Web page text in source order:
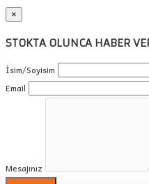
×
STOKTA OLUNCA HABER
İsim/Soyisim
Email
Mesajınız